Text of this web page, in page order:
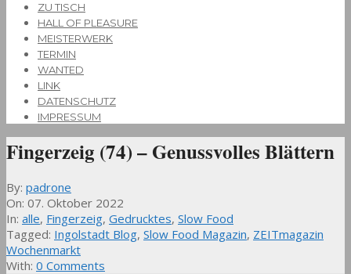
ZU TISCH
HALL OF PLEASURE
MEISTERWERK
TERMIN
WANTED
LINK
DATENSCHUTZ
IMPRESSUM
Fingerzeig (74) – Genussvolles Blättern
By: padrone
On: 07. Oktober 2022
In: alle, Fingerzeig, Gedrucktes, Slow Food
Tagged: Ingolstadt Blog, Slow Food Magazin, ZEITmagazin
Wochenmarkt
With: 0 Comments